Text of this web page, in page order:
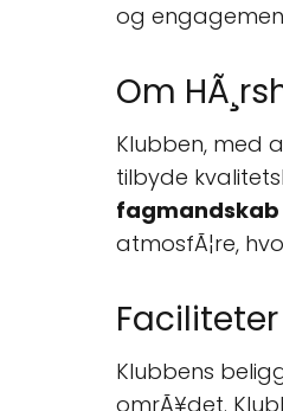
og
Om
Klubben, med
tilbyde
fagmandskab
atmosfÃ¦re,
Klubbens
omrÃ¥det.